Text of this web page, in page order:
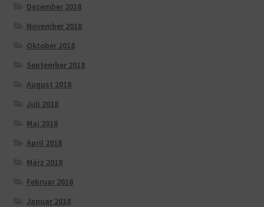
Dezember 2018
November 2018
Oktober 2018
September 2018
August 2018
Juli 2018
Mai 2018
April 2018
März 2018
Februar 2018
Januar 2018